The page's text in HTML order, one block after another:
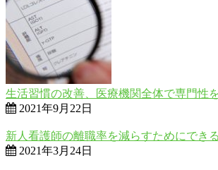
生活習慣の改善、医療機関全体で専門性
2021年9月22日
新人看護師の離職率を減らすためにでき
2021年3月24日